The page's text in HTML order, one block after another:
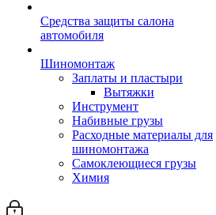
Средства защиты салона
автомобиля
Шиномонтаж
Заплаты и пластыри
Вытяжки
Инструмент
Набивные грузы
Расходные материалы для
шиномонтажа
Самоклеющиеся грузы
Химия